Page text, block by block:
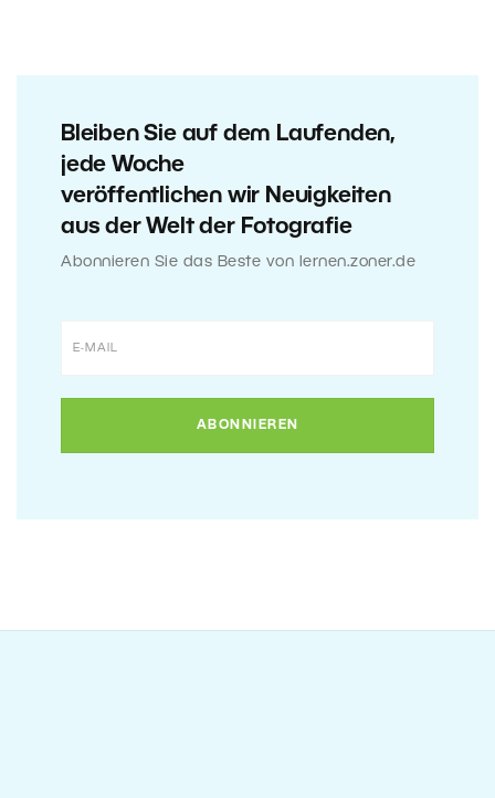
Bleiben Sie auf dem Laufenden,
jede Woche
veröffentlichen wir Neuigkeiten
aus der Welt der Fotografie
Abonnieren Sie das Beste von lernen.zoner.de